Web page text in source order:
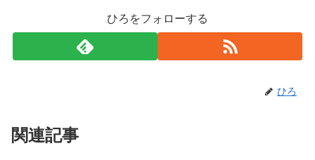
ひろをフォローする
ひろ
関連記事